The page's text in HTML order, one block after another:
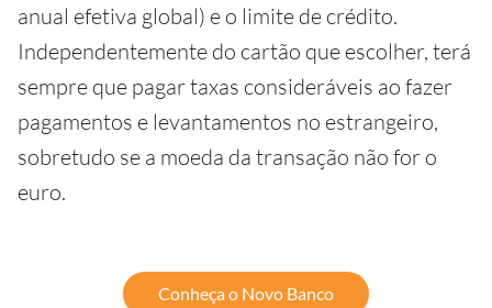
anual efetiva global) e o limite de crédito.
Independentemente do cartão que escolher, terá
sempre que pagar taxas consideráveis ao fazer
pagamentos e levantamentos no estrangeiro,
sobretudo se a moeda da transação não for o
euro.
Conheça o Novo Banco